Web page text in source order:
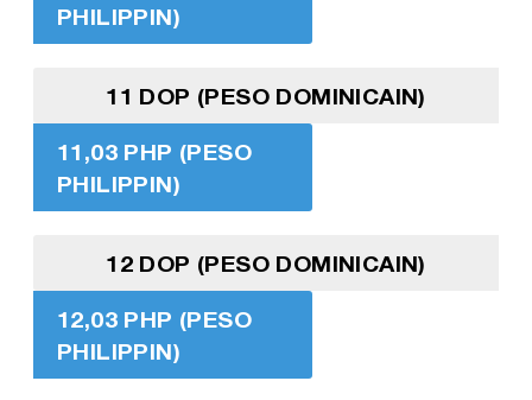
PHILIPPIN)
11 DOP (PESO DOMINICAIN)
11,03 PHP (PESO
PHILIPPIN)
12 DOP (PESO DOMINICAIN)
12,03 PHP (PESO
PHILIPPIN)